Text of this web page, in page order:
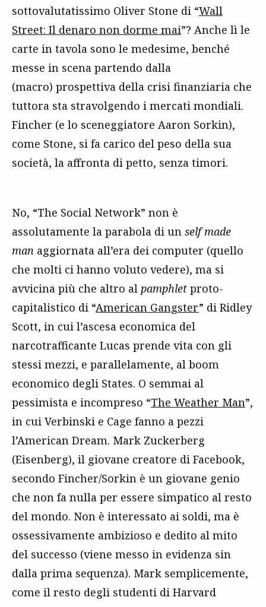
sottovalutatissimo Oliver Stone di “Wall
Street: Il denaro non dorme mai”? Anche lì le
carte in tavola sono le medesime, benché
messe in scena partendo dalla
(macro) prospettiva della crisi finanziaria che
tuttora sta stravolgendo i mercati mondiali.
Fincher (e lo sceneggiatore Aaron Sorkin),
come Stone, si fa carico del peso della sua
società, la affronta di petto, senza timori.
No, “The Social Network” non è
assolutamente la parabola di un self made
man aggiornata all’era dei computer (quello
che molti ci hanno voluto vedere), ma si
avvicina più che altro al pamphlet proto-
capitalistico di “American Gangster” di Ridley
Scott, in cui l’ascesa economica del
narcotrafficante Lucas prende vita con gli
stessi mezzi, e parallelamente, al boom
economico degli States. O semmai al
pessimista e incompreso “The Weather Man”,
in cui Verbinski e Cage fanno a pezzi
l’American Dream. Mark Zuckerberg
(Eisenberg), il giovane creatore di Facebook,
secondo Fincher/Sorkin è un giovane genio
che non fa nulla per essere simpatico al resto
del mondo. Non è interessato ai soldi, ma è
ossessivamente ambizioso e dedito al mito
del successo (viene messo in evidenza sin
dalla prima sequenza). Mark semplicemente,
come il resto degli studenti di Harvard